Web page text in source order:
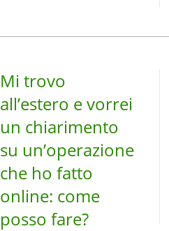
Mi trovo
all’estero e vorrei
un chiarimento
su un’operazione
che ho fatto
online: come
posso fare?